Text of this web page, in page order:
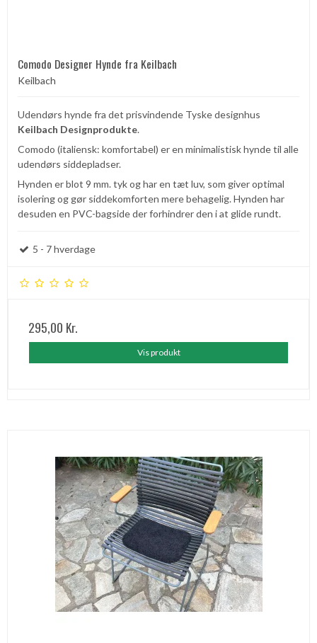
Comodo Designer Hynde fra Keilbach
Keilbach
Udendørs hynde fra det prisvindende Tyske designhus
Keilbach Designprodukte.
Comodo (italiensk: komfortabel) er en minimalistisk hynde til alle
udendørs siddepladser.
Hynden er blot 9 mm. tyk og har en tæt luv, som giver optimal
isolering og gør siddekomforten mere behagelig. Hynden har
desuden en PVC-bagside der forhindrer den i at glide rundt.
5 - 7 hverdage
295,00 Kr.
Vis produkt